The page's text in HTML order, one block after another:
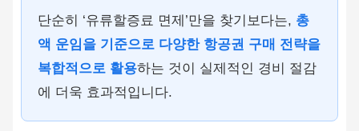
단순히 ‘유류할증료 면제’만을 찾기보다는, 총
액 운임을 기준으로 다양한 항공권 구매 전략을
복합적으로 활용하는 것이 실제적인 경비 절감
에 더욱 효과적입니다.